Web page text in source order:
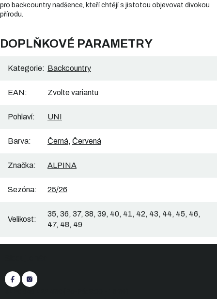
pro backcountry nadšence, kteří chtějí s jistotou objevovat divokou
přírodu.
DOPLŇKOVÉ PARAMETRY
Kategorie: Backcountry
EAN: Zvolte variantu
Pohlaví: UNI
Barva: Černá, Červená
Značka: ALPINA
Sezóna: 25/26
Velikost:
35, 36, 37, 38, 39, 40, 41, 42, 43, 44, 45, 46,
47, 48, 49
a